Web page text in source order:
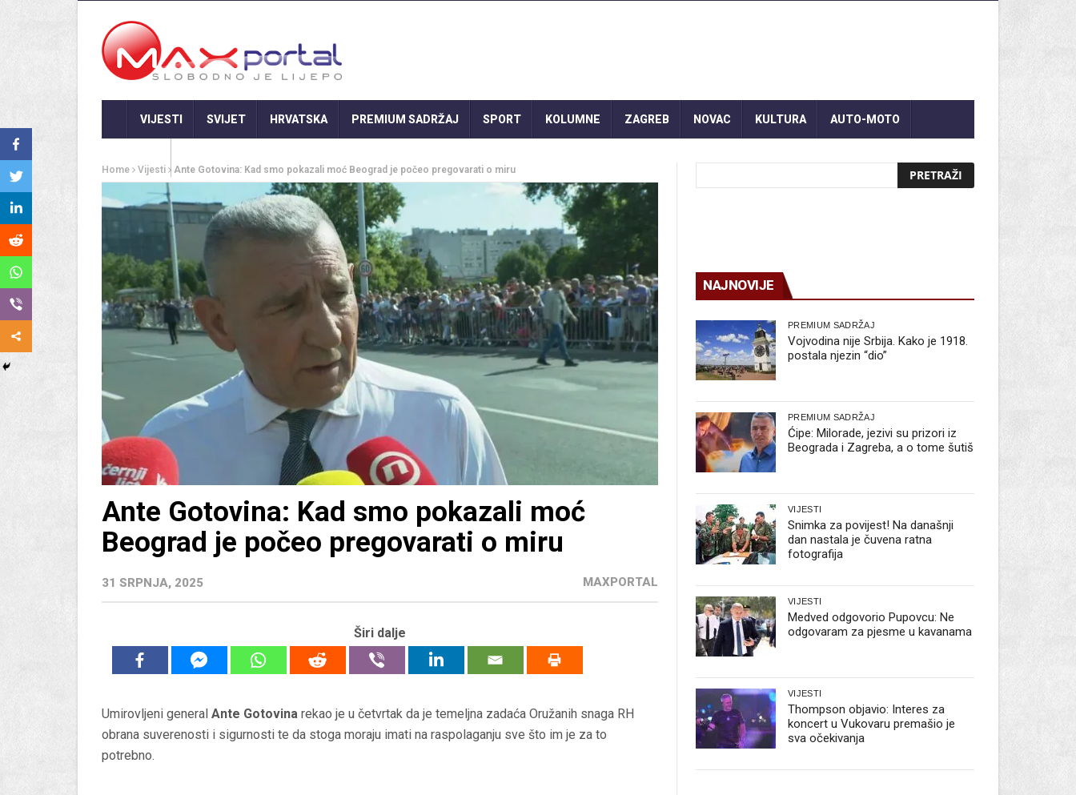
VIJESTI SVIJET HRVATSKA PREMIUM SADRŽAJ SPORT KOLUMNE ZAGREB NOVAC KULTURA AUTO-MOTO
Home Vijesti Ante Gotovina: Kad smo pokazali moć Beograd je počeo pregovarati o miru
Ante Gotovina: Kad smo pokazali moć
Beograd je počeo pregovarati o miru
31 SRPNJA, 2025 MAXPORTAL
Širi dalje
Umirovljeni general Ante Gotovina rekao je u četvrtak da je temeljna zadaća Oružanih snaga RH
obrana suverenosti i sigurnosti te da stoga moraju imati na raspolaganju sve što im je za to
potrebno.
NAJNOVIJE
PREMIUM SADRŽAJ
Vojvodina nije Srbija. Kako je 1918.
postala njezin “dio”
PREMIUM SADRŽAJ
Ćipe: Milorade, jezivi su prizori iz
Beograda i Zagreba, a o tome šutiš
VIJESTI
Snimka za povijest! Na današnji
dan nastala je čuvena ratna
fotografija
VIJESTI
Medved odgovorio Pupovcu: Ne
odgovaram za pjesme u kavanama
VIJESTI
Thompson objavio: Interes za
koncert u Vukovaru premašio je
sva očekivanja